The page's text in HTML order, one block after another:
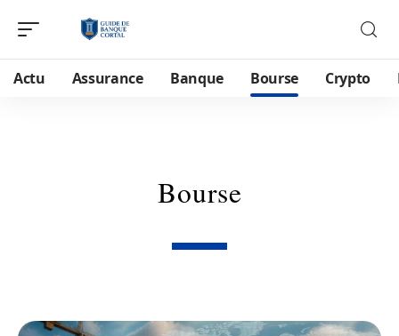
Actu Assurance Banque Bourse Crypto
Bourse